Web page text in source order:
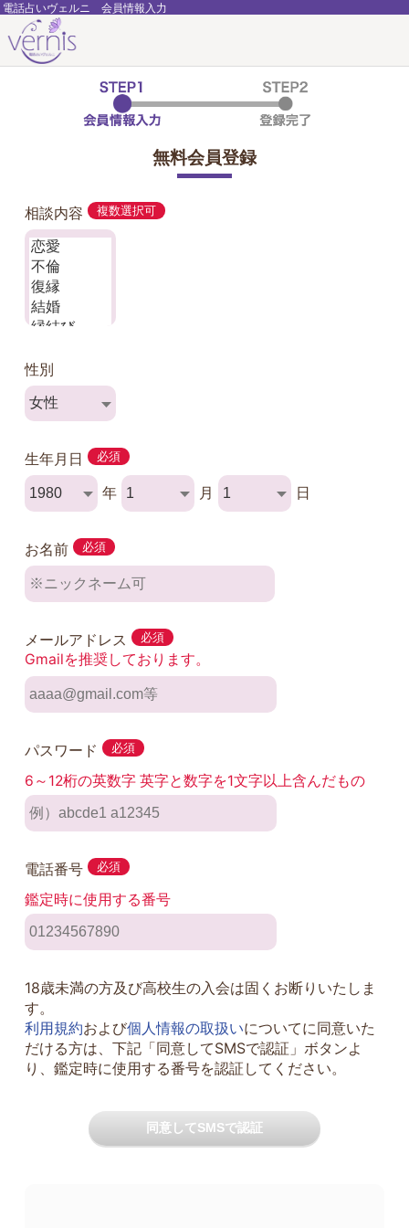
電話占いヴェルニ 会員情報入力
無料会員登録
相談内容 複数選択可
性別
生年月日 必須
年 月 日
お名前 必須
メールアドレス 必須
Gmailを推奨しております。
パスワード 必須
6～12桁の英数字 英字と数字を1文字以上含んだもの
電話番号 必須
鑑定時に使用する番号
18歳未満の方及び高校生の入会は固くお断りいたしま
す。
利用規約および個人情報の取扱いについてに同意いた
だける方は、下記「同意してSMSで認証」ボタンよ
り、鑑定時に使用する番号を認証してください。
同意してSMSで認証